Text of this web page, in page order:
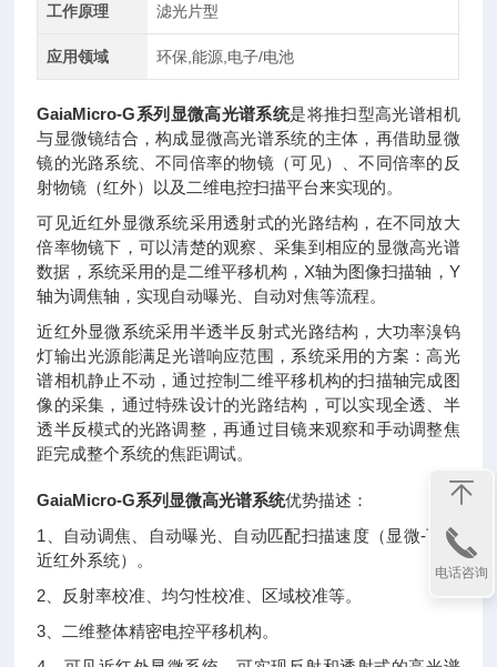
工作原理 滤光片型
应用领域 环保,能源,电子/电池
GaiaMicro-G系列显微高光谱系统是将推扫型高光谱相机
与显微镜结合，构成显微高光谱系统的主体，再借助显微
镜的光路系统、不同倍率的物镜（可见）、不同倍率的反
射物镜（红外）以及二维电控扫描平台来实现的。
可见近红外显微系统采用透射式的光路结构，在不同放大
倍率物镜下，可以清楚的观察、采集到相应的显微高光谱
数据，系统采用的是二维平移机构，X轴为图像扫描轴，Y
轴为调焦轴，实现自动曝光、自动对焦等流程。
近红外显微系统采用半透半反射式光路结构，大功率溴钨
灯输出光源能满足光谱响应范围，系统采用的方案：高光
谱相机静止不动，通过控制二维平移机构的扫描轴完成图
像的采集，通过特殊设计的光路结构，可以实现全透、半
透半反模式的光路调整，再通过目镜来观察和手动调整焦
距完成整个系统的焦距调试。
GaiaMicro-G系列显微高光谱系统优势描述：
1、自动调焦、自动曝光、自动匹配扫描速度（显微-可见
近红外系统）。
2、反射率校准、均匀性校准、区域校准等。
3、二维整体精密电控平移机构。
电话咨询